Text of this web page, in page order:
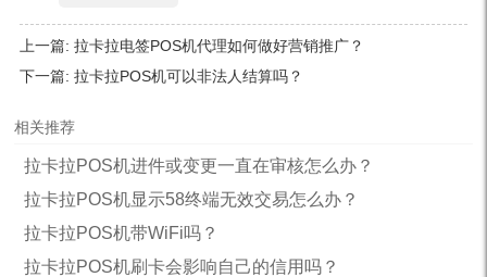
上一篇: 拉卡拉电签POS机代理如何做好营销推广？
下一篇: 拉卡拉POS机可以非法人结算吗？
相关推荐
拉卡拉POS机进件或变更一直在审核怎么办？
拉卡拉POS机显示58终端无效交易怎么办？
拉卡拉POS机带WiFi吗？
拉卡拉POS机刷卡会影响自己的信用吗？